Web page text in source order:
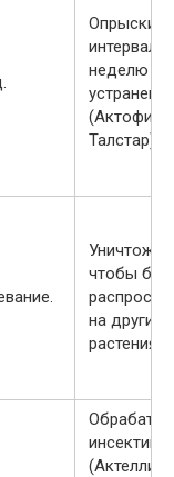
неделю до
устранения
(Актофит,
Талстар).
чтобы
на другие
растения.
(Актеллик,